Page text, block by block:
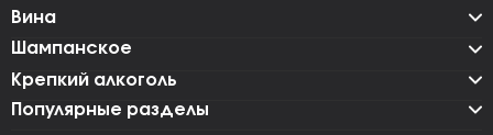
Вина
Шампанское
Крепкий алкоголь
Популярные разделы